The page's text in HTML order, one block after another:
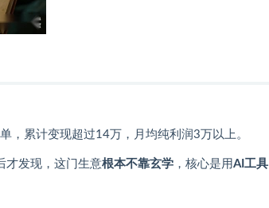
，累计变现超过14万，月均纯利润3万以上。
才发现，这门生意根本不靠玄学 ，核心是用AI工具